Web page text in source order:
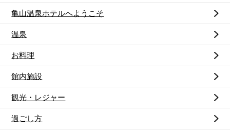
亀山温泉ホテルへようこそ
温泉
お料理
館内施設
観光・レジャー
過ごし方